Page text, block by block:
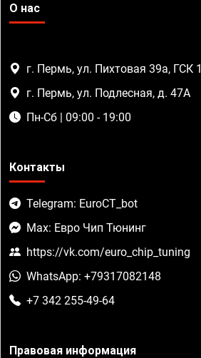
О нас
г. Пермь, ул. Пихтовая 39а, ГСК
г. Пермь, ул. Подлесная, д. 47А
Пн-Сб | 09:00 - 19:00
Контакты
Telegram: EuroCT_bot
Max: Евро Чип Тюнинг
https://vk.com/euro_chip_tuning
WhatsApp: +79317082148
+7 342 255-49-64
Правовая информация